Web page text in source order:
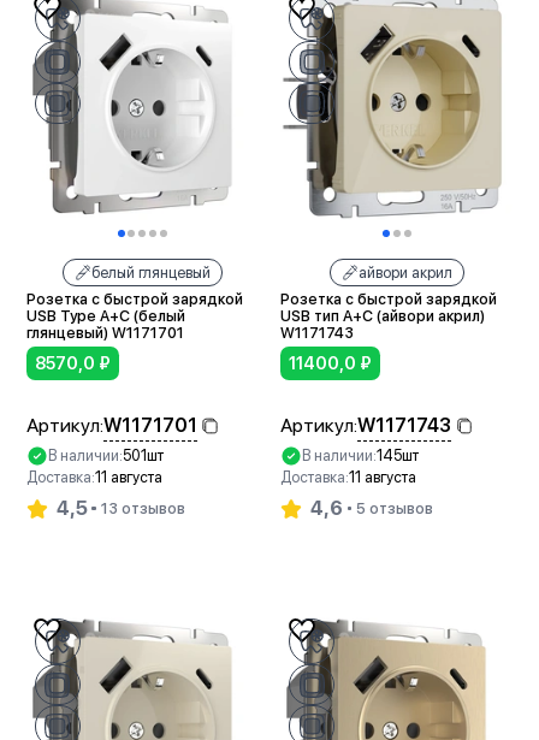
белый глянцевый
Розетка с быстрой зарядкой
USB Type A+С (белый
глянцевый) W1171701
8570,0 ₽
Артикул:W1171701
В наличии:501шт
Доставка:11 августа
4,5 13 отзывов
айвори акрил
Розетка с быстрой зарядкой
USB тип A+C (айвори акрил)
W1171743
11400,0 ₽
Артикул:W1171743
В наличии:145шт
Доставка:11 августа
4,6 5 отзывов